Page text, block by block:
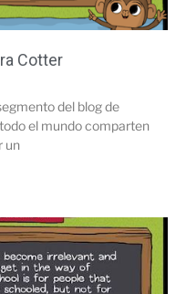
Cotter
del blog de
el mundo comparten
un